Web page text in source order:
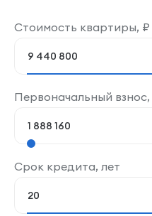
Стоимость квартиры, ₽
Первоначальный взнос,
Срок кредита, лет